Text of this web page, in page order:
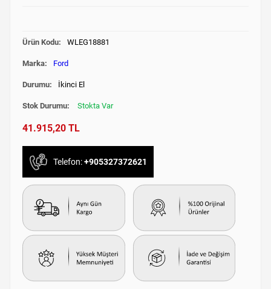
Ürün Kodu: WLEG18881
Marka: Ford
Durumu: İkinci El
Stok Durumu: Stokta Var
41.915,20 TL
Telefon:+905327372621